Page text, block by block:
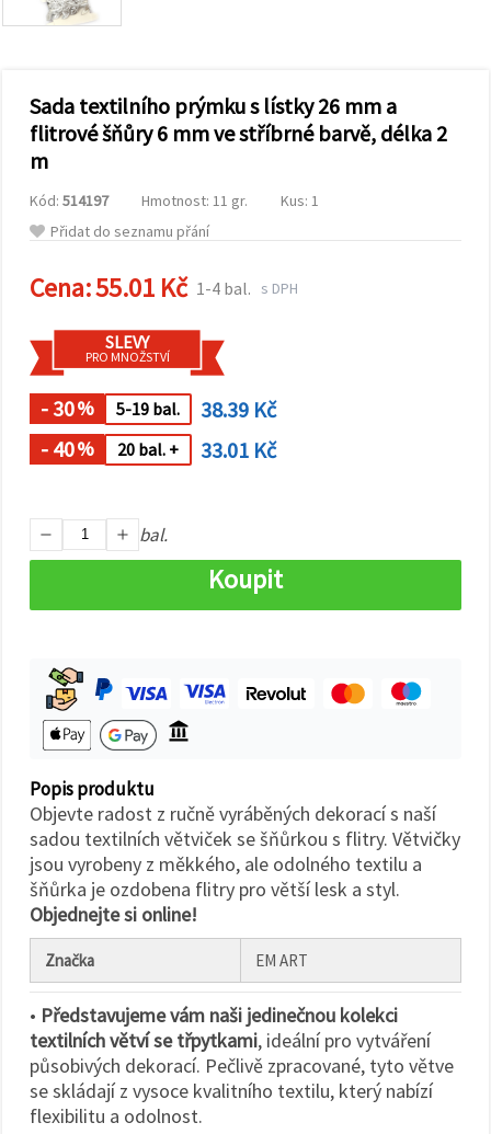
pomocí
našich
marketing.
Můžete
souhlasit s
použitím
cookies
kliknutím
"Přijmout
můžete
uvést své
Nastavení
výběrem
daného
cookies a
kliknutím
na tlačítko
"Uložit"
vše
Sada textilního prýmku s lístky 26 mm a
flitrové šňůry 6 mm ve stříbrné barvě, délka 2
m
Kód: 514197 Hmotnost: 11 gr.
Kus: 1
Přidat do seznamu přání
Cena:55.01 Kč 1-4 bal. s DPH
SLEVY
PRO MNOŽSTVÍ
- 30% 5-19 bal.
38.39 Kč
- 40% 20 bal. + 33.01 Kč
bal.
Koupit
Popis produktu
Objevte radost z ručně vyráběných dekorací s naší
sadou textilních větviček se šňůrkou s flitry. Větvičky
jsou vyrobeny z měkkého, ale odolného textilu a
šňůrka je ozdobena flitry pro větší lesk a styl.
Objednejte si online!
Značka EM ART
• Představujeme vám naši jedinečnou kolekci
textilních větví se třpytkami, ideální pro vytváření
působivých dekorací. Pečlivě zpracované, tyto větve
se skládají z vysoce kvalitního textilu, který nabízí
flexibilitu a odolnost.